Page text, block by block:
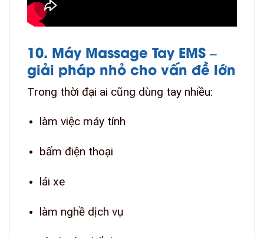
10. Máy Massage Tay EMS –
giải pháp nhỏ cho vấn đề lớn
Trong thời đại ai cũng dùng tay nhiều:
làm việc máy tính
bấm điện thoại
lái xe
làm nghề dịch vụ